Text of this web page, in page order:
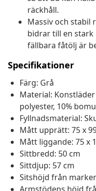
räckhåll.
Massiv och stabil
bidrar till en
fällbara fåtölj är
Specifikationer
Färg: Grå
Material:
polyester, 10%
Fyllnadsmaterial:
Mått upprätt: 75 x
Mått liggande: 75 x
Sittbredd: 50 cm
Sittdjup: 57 cm
Sitshöjd från